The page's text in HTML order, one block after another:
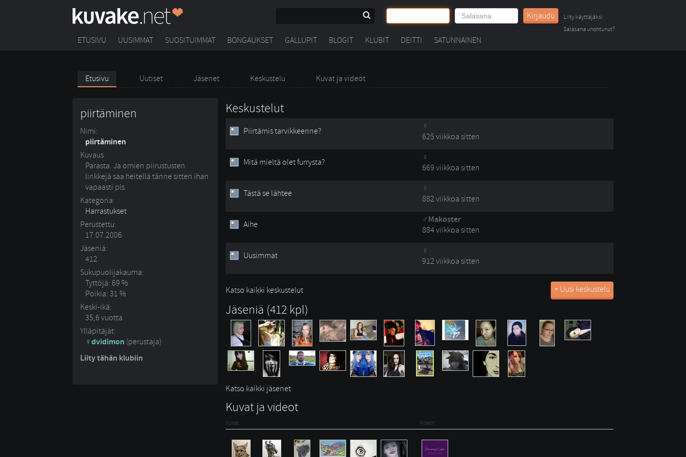
Kirjaudu
Liity käyttäjäksi
Salasana unohtunut?
ETUSIVU UUSIMMAT SUOSITUIMMAT BONGAUKSET GALLUPIT BLOGIT KLUBIT DEITTI SATUNNAINEN
Etusivu Uutiset Jäsenet Keskustelu Kuvat ja videot
piirtäminen
Nimi:
piirtäminen
Kuvaus
Parasta. Ja omien piirustusten
linkkejä saa heitellä tänne sitten ihan
vapaasti pls.
Kategoria:
Harrastukset
Perustettu:
17.07.2006
Jäseniä:
412
Sukupuolijakauma:
Tyttöjä: 69 %
Poikia: 31 %
Keski-ikä:
35,6 vuotta
Ylläpitäjät:
dvidimon (perustaja)
Liity tähän klubiin
Keskustelut
Piirtämis tarvikkeenne?
625 viikkoa sitten
Mitä mieltä olet furrysta?
669 viikkoa sitten
Tästä se lähtee
882 viikkoa sitten
Aihe Makoster
884 viikkoa sitten
Uusimmat
912 viikkoa sitten
Katso kaikki keskustelut + Uusi keskustelu
Jäseniä (412 kpl)
Katso kaikki jäsenet
Kuvat ja videot
Kuvat Videot